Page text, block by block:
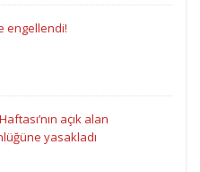
engellendi!
açık alan
yasakladı